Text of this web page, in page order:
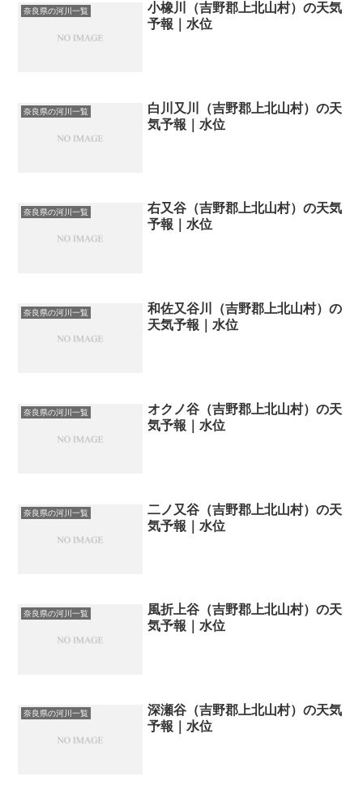
奈良県の河川一覧
小橡川（吉野郡上北山村）の天気
予報｜水位
奈良県の河川一覧
白川又川（吉野郡上北山村）の天
気予報｜水位
奈良県の河川一覧
右又谷（吉野郡上北山村）の天気
予報｜水位
奈良県の河川一覧
和佐又谷川（吉野郡上北山村）の
天気予報｜水位
奈良県の河川一覧
オクノ谷（吉野郡上北山村）の天
気予報｜水位
奈良県の河川一覧
二ノ又谷（吉野郡上北山村）の天
気予報｜水位
奈良県の河川一覧
風折上谷（吉野郡上北山村）の天
気予報｜水位
奈良県の河川一覧
深瀬谷（吉野郡上北山村）の天気
予報｜水位